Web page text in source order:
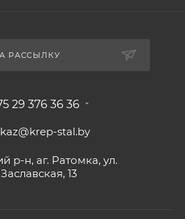
РАССЫЛКУ
29 376 36 36
stal.by
р-н, аг. Ратомка, ул.
Заславская, 13